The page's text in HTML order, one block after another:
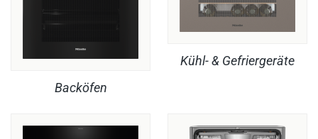
Backöfen
Kühl- & Gefriergeräte